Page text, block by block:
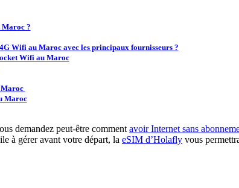
Maroc ?
Wifi au Maroc avec les principaux fournisseurs ?
Wifi au Maroc
Maroc
Maroc
demandez peut-être commentavoir Internet sans
à gérer avant votre départ, la eSIM d’Holafly vous